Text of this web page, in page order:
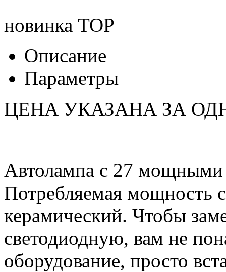
новинка TOP
Описание
Параметры
ЦЕНА УКАЗАНА ЗА
Автолампа с 27 мощными
Потребляемая мощность
керамический. Чтобы
светодиодную, вам не
оборудование, просто